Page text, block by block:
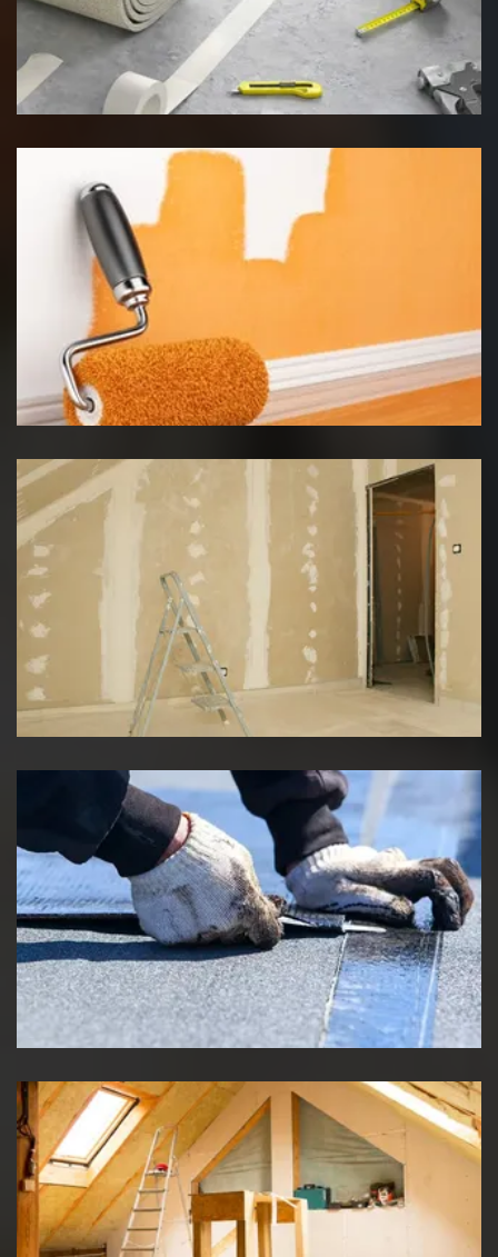
Pose de moquette
Peinture intérieur
Pose de placo
Etancheité de toiture